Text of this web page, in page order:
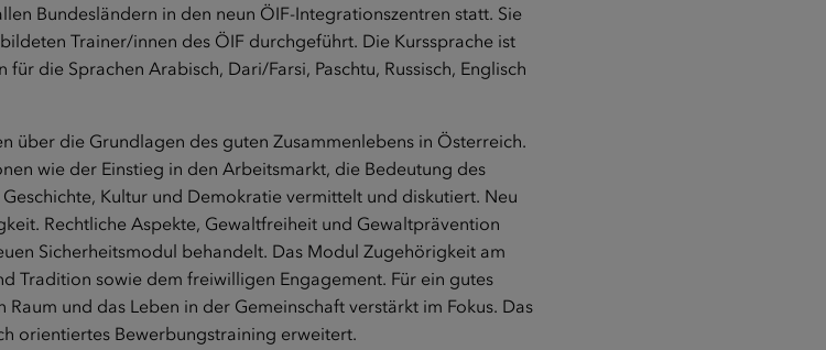
Bundesländern in den neun ÖIF-Integrationszentren statt. Sie
Trainer/innen des ÖIF durchgeführt. Die Kurssprache ist
die Sprachen Arabisch, Dari/Farsi, Paschtu, Russisch, Englisch
über die Grundlagen des guten Zusammenlebens in Österreich.
wie der Einstieg in den Arbeitsmarkt, die Bedeutung des
Kultur und Demokratie vermittelt und diskutiert. Neu
Rechtliche Aspekte, Gewaltfreiheit und Gewaltprävention
Sicherheitsmodul behandelt. Das Modul Zugehörigkeit am
Tradition sowie dem freiwilligen Engagement. Für ein gutes
und das Leben in der Gemeinschaft verstärkt im Fokus. Das
orientiertes Bewerbungstraining erweitert.